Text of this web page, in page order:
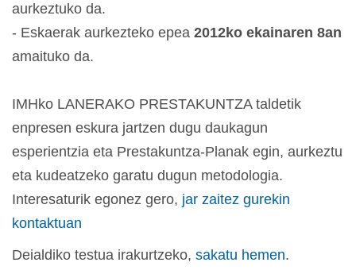
aurkeztuko da.
- Eskaerak aurkezteko epea 2012ko ekainaren 8an
amaituko da.
IMHko LANERAKO PRESTAKUNTZA taldetik
enpresen eskura jartzen dugu daukagun
esperientzia eta Prestakuntza-Planak egin, aurkeztu
eta kudeatzeko garatu dugun metodologia.
Interesaturik egonez gero, jar zaitez gurekin
kontaktuan
Deialdiko testua irakurtzeko, sakatu hemen.